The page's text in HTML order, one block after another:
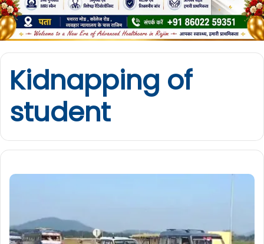
Kidnapping of
student